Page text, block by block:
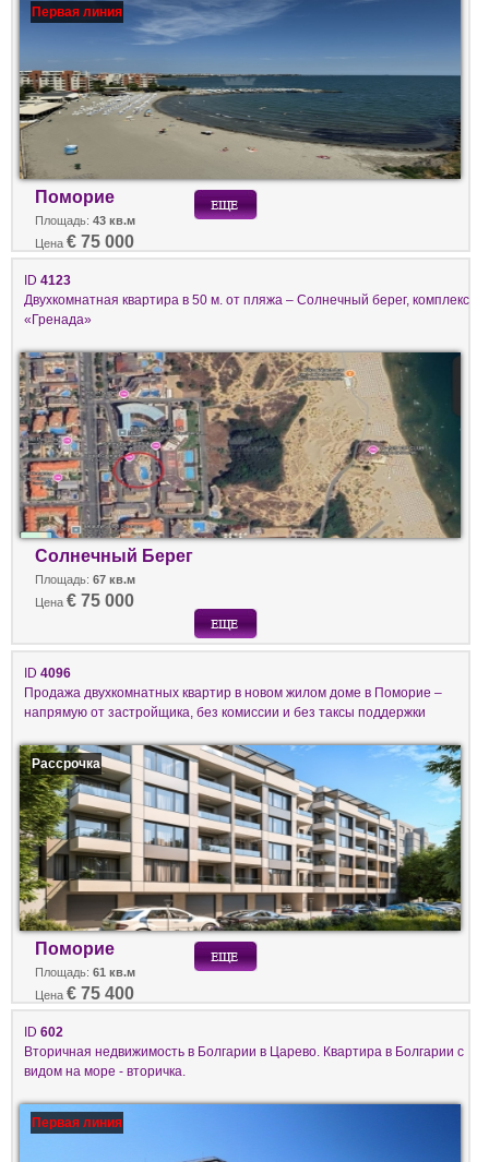
Первая линия
Поморие
Площадь: 43 кв.м
Цена € 75 000
ID 4123
Двухкомнатная квартира в 50 м. от пляжа – Солнечный берег, комплекс
«Гренада»
Солнечный Берег
Площадь: 67 кв.м
Цена € 75 000
ID 4096
Продажа двухкомнатных квартир в новом жилом доме в Поморие –
напрямую от застройщика, без комиссии и без таксы поддержки
Рассрочка
Поморие
Площадь: 61 кв.м
Цена € 75 400
ID 602
Вторичная недвижимость в Болгарии в Царево. Квартира в Болгарии с
видом на море - вторичка.
Первая линия